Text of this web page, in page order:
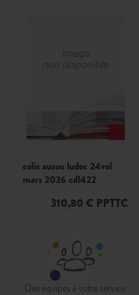
colis auzou ludoc 24vol
mars 2026 cdl422
310,80 € PPTTC
Des équipes à votre service